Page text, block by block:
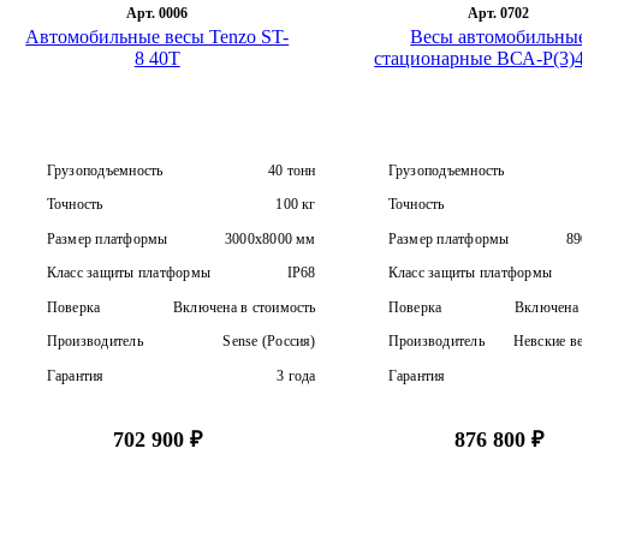
Взрывозащищенные
Арт. 0006
Автомобильные весы Tenzo ST-
8 40T
Грузоподъемность 40 тонн
Точность 100 кг
Размер платформы 3000x8000 мм
Класс защиты платформы IP68
Поверка Включена в стоимость
Производитель Sense (Россия)
Гарантия 3 года
702 900 ₽
Арт. 0702
Весы автомобильные
стационарные ВСА-Р(3)40/
Грузоподъемность
Точность
Размер платформы
Класс защиты платформы
Поверка Включена в
Производитель Невские весы
Гарантия
876 800 ₽